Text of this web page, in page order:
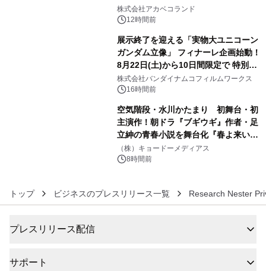
株式会社アカベコランド
12時間前
展示終了を迎える「実物大ユニコーン
ガンダム立像」 フィナーレ企画始動！
8月22日(土)から10日間限定で 特別映
像『UNICORN GUNDAM Statue ―
BEYOND POSSIBILITY ―』を上映！
株式会社バンダイナムコフィルムワークス
16時間前
空気階段・水川かたまり 初舞台・初
主演作！朝ドラ『ブギウギ』作者・足
立紳の青春小説を舞台化『春よ来い、
マジで来い』キービジュアル解禁！
（株）キョードーメディアス
8時間前
トップ ビジネスのプレスリリース一覧 Research Nester
プレスリリース配信
サポート